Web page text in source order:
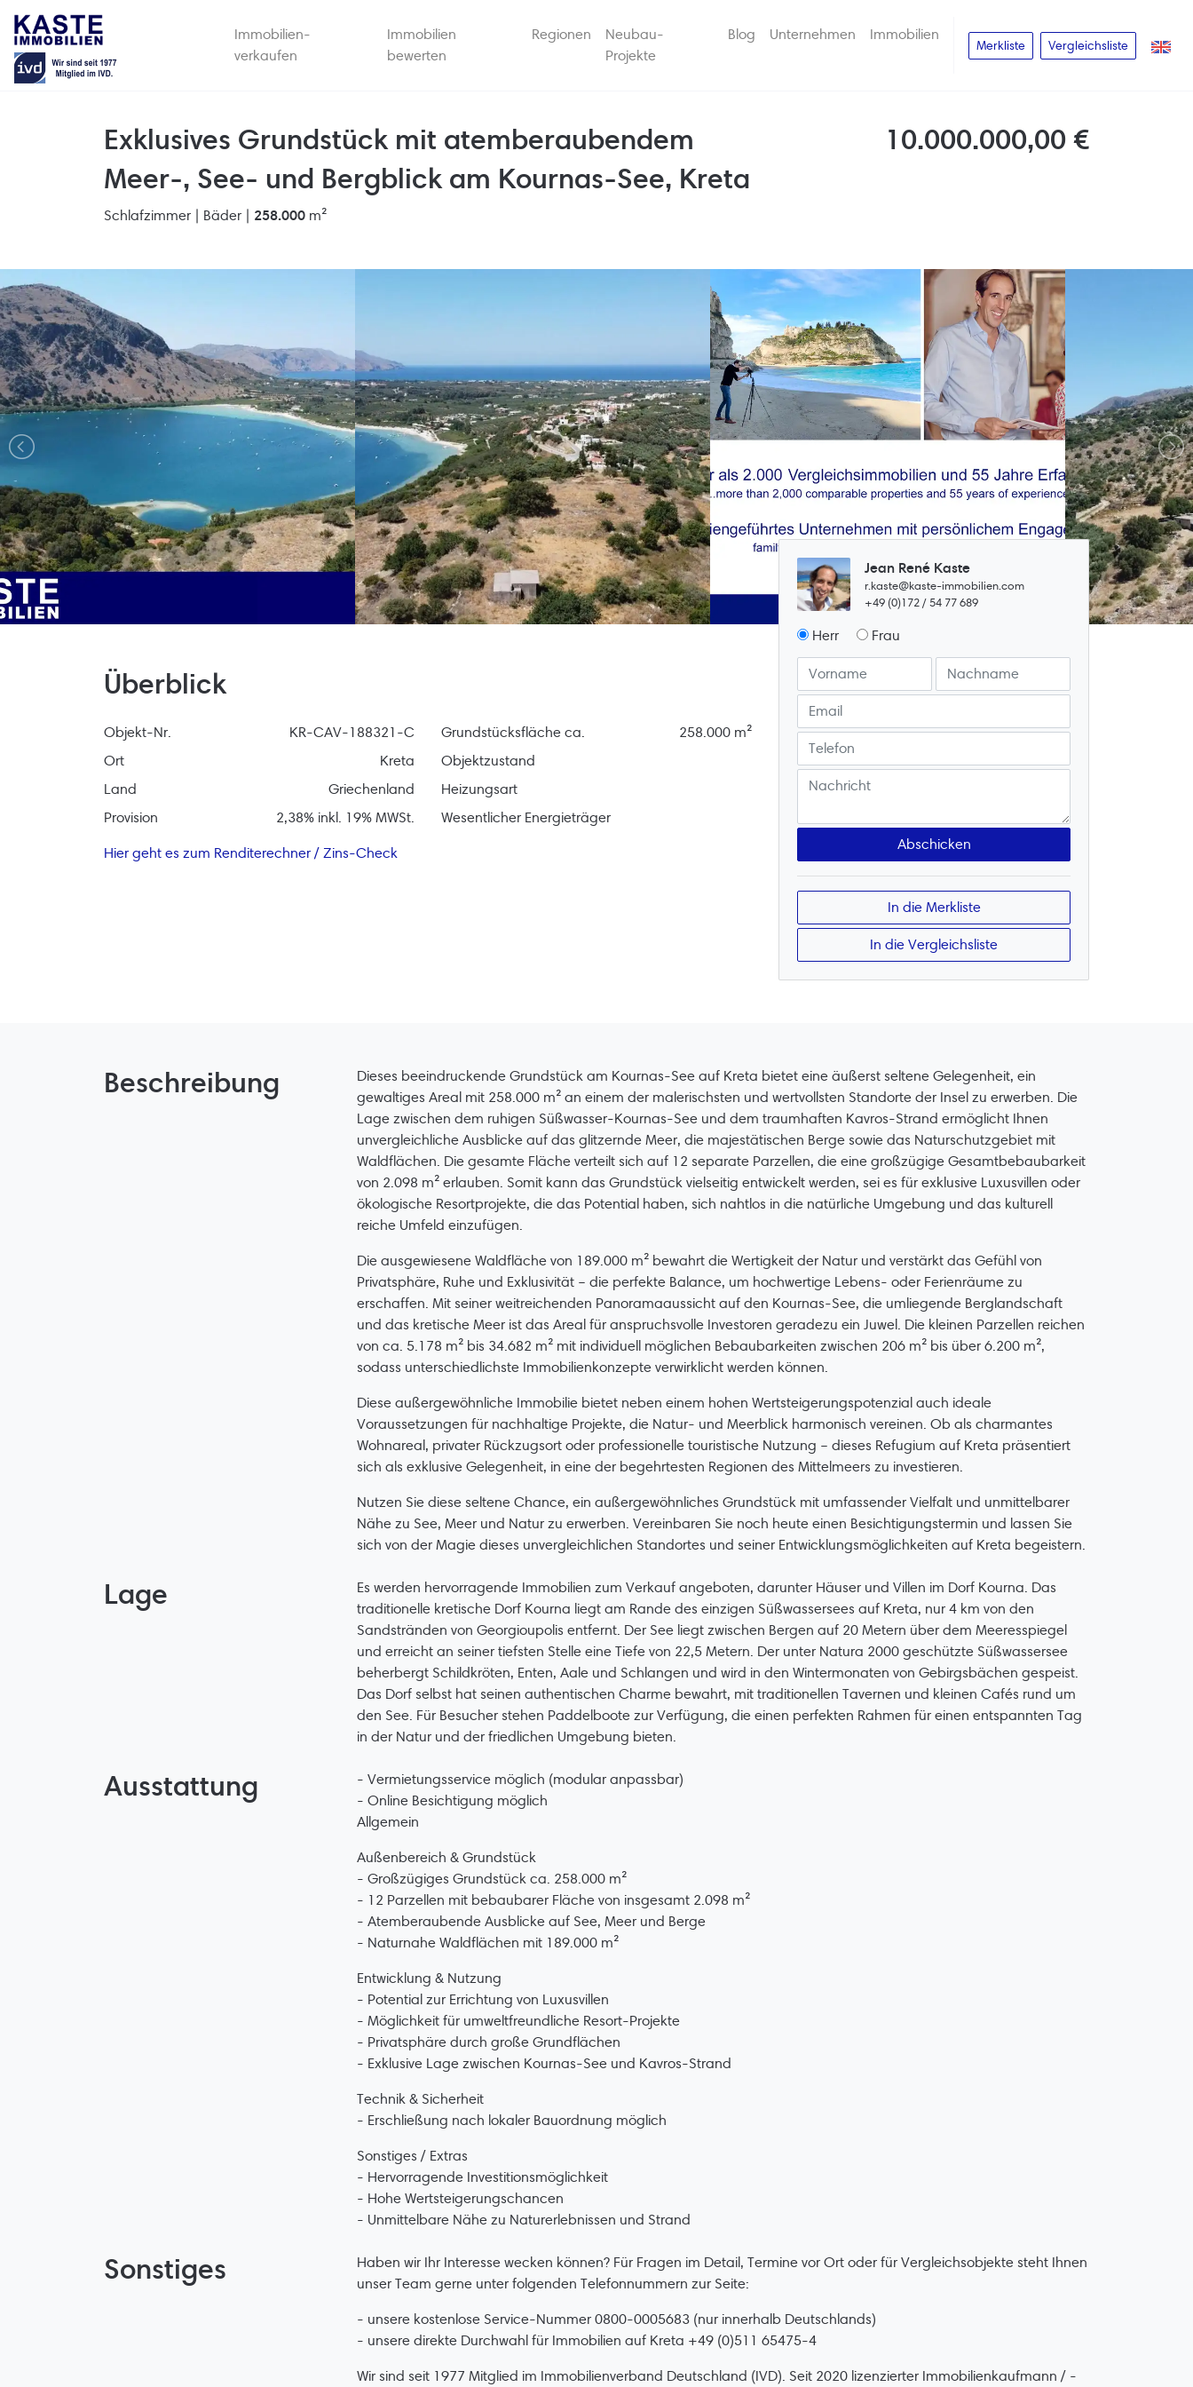
Immobilien-
verkaufen
Immobilien
bewerten
Regionen
Neubau-
Projekte
Blog Unternehmen Immobilien
Merkliste Vergleichsliste
Exklusives Grundstück mit atemberaubendem
Meer-, See- und Bergblick am Kournas-See, Kreta
Schlafzimmer | Bäder | 258.000 m²
10.000.000,00 €
Überblick
Objekt-Nr.
KR-CAV-188321-C
Ort
Kreta
Land
Griechenland
Provision
2,38% inkl. 19% MWSt.
Grundstücksfläche ca.
258.000 m²
Objektzustand
Heizungsart
Wesentlicher Energieträger
Hier geht es zum Renditerechner / Zins-Check
Jean René Kaste
r.kaste@kaste-immobilien.com
+49 (0)172 / 54 77 689
Herr Frau
In die Merkliste
In die Vergleichsliste
Beschreibung
Dieses beeindruckende Grundstück am Kournas-See auf Kreta bietet eine äußerst seltene Gelegenheit, ein
gewaltiges Areal mit 258.000 m² an einem der malerischsten und wertvollsten Standorte der Insel zu erwerben. Die
Lage zwischen dem ruhigen Süßwasser-Kournas-See und dem traumhaften Kavros-Strand ermöglicht Ihnen
unvergleichliche Ausblicke auf das glitzernde Meer, die majestätischen Berge sowie das Naturschutzgebiet mit
Waldflächen. Die gesamte Fläche verteilt sich auf 12 separate Parzellen, die eine großzügige Gesamtbebaubarkeit
von 2.098 m² erlauben. Somit kann das Grundstück vielseitig entwickelt werden, sei es für exklusive Luxusvillen oder
ökologische Resortprojekte, die das Potential haben, sich nahtlos in die natürliche Umgebung und das kulturell
reiche Umfeld einzufügen.
Die ausgewiesene Waldfläche von 189.000 m² bewahrt die Wertigkeit der Natur und verstärkt das Gefühl von
Privatsphäre, Ruhe und Exklusivität – die perfekte Balance, um hochwertige Lebens- oder Ferienräume zu
erschaffen. Mit seiner weitreichenden Panoramaaussicht auf den Kournas-See, die umliegende Berglandschaft
und das kretische Meer ist das Areal für anspruchsvolle Investoren geradezu ein Juwel. Die kleinen Parzellen reichen
von ca. 5.178 m² bis 34.682 m² mit individuell möglichen Bebaubarkeiten zwischen 206 m² bis über 6.200 m²,
sodass unterschiedlichste Immobilienkonzepte verwirklicht werden können.
Diese außergewöhnliche Immobilie bietet neben einem hohen Wertsteigerungspotenzial auch ideale
Voraussetzungen für nachhaltige Projekte, die Natur- und Meerblick harmonisch vereinen. Ob als charmantes
Wohnareal, privater Rückzugsort oder professionelle touristische Nutzung – dieses Refugium auf Kreta präsentiert
sich als exklusive Gelegenheit, in eine der begehrtesten Regionen des Mittelmeers zu investieren.
Nutzen Sie diese seltene Chance, ein außergewöhnliches Grundstück mit umfassender Vielfalt und unmittelbarer
Nähe zu See, Meer und Natur zu erwerben. Vereinbaren Sie noch heute einen Besichtigungstermin und lassen Sie
sich von der Magie dieses unvergleichlichen Standortes und seiner Entwicklungsmöglichkeiten auf Kreta begeistern.
Lage
Es werden hervorragende Immobilien zum Verkauf angeboten, darunter Häuser und Villen im Dorf Kourna. Das
traditionelle kretische Dorf Kourna liegt am Rande des einzigen Süßwassersees auf Kreta, nur 4 km von den
Sandstränden von Georgioupolis entfernt. Der See liegt zwischen Bergen auf 20 Metern über dem Meeresspiegel
und erreicht an seiner tiefsten Stelle eine Tiefe von 22,5 Metern. Der unter Natura 2000 geschützte Süßwassersee
beherbergt Schildkröten, Enten, Aale und Schlangen und wird in den Wintermonaten von Gebirgsbächen gespeist.
Das Dorf selbst hat seinen authentischen Charme bewahrt, mit traditionellen Tavernen und kleinen Cafés rund um
den See. Für Besucher stehen Paddelboote zur Verfügung, die einen perfekten Rahmen für einen entspannten Tag
in der Natur und der friedlichen Umgebung bieten.
Ausstattung
- Vermietungsservice möglich (modular anpassbar)
- Online Besichtigung möglich
Allgemein
Außenbereich & Grundstück
- Großzügiges Grundstück ca. 258.000 m²
- 12 Parzellen mit bebaubarer Fläche von insgesamt 2.098 m²
- Atemberaubende Ausblicke auf See, Meer und Berge
- Naturnahe Waldflächen mit 189.000 m²
Entwicklung & Nutzung
- Potential zur Errichtung von Luxusvillen
- Möglichkeit für umweltfreundliche Resort-Projekte
- Privatsphäre durch große Grundflächen
- Exklusive Lage zwischen Kournas-See und Kavros-Strand
Technik & Sicherheit
- Erschließung nach lokaler Bauordnung möglich
Sonstiges / Extras
- Hervorragende Investitionsmöglichkeit
- Hohe Wertsteigerungschancen
- Unmittelbare Nähe zu Naturerlebnissen und Strand
Sonstiges
Haben wir Ihr Interesse wecken können? Für Fragen im Detail, Termine vor Ort oder für Vergleichsobjekte steht Ihnen
unser Team gerne unter folgenden Telefonnummern zur Seite:
- unsere kostenlose Service-Nummer 0800-0005683 (nur innerhalb Deutschlands)
- unsere direkte Durchwahl für Immobilien auf Kreta +49 (0)511 65475-4
Wir sind seit 1977 Mitglied im Immobilienverband Deutschland (IVD). Seit 2020 lizenzierter Immobilienkaufmann / -